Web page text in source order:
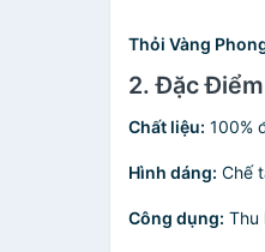
Thỏi Vàng
2. Đặc
Chất liệu: 100%
Hình dáng: Chế
Công dụng: Thu